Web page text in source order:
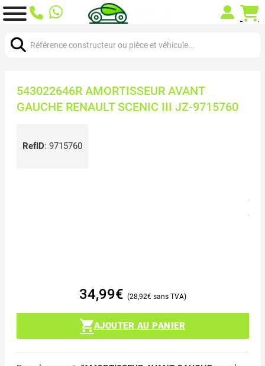
543022646R AMORTISSEUR AVANT
GAUCHE RENAULT SCENIC III JZ-9715760
RefID: 9715760
34,99€ 28,92€
AJOUTER AU PANIER